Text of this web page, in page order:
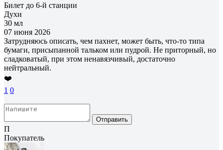
Билет до 6-й станции
Духи
30 мл
07 июня 2026
Затрудняюсь описать, чем пахнет, может быть, что-то типа
бумаги, присыпанной тальком или пудрой. Не приторный, но
сладковатый, при этом ненавязчивый, достаточно
нейтральный.
❤️
1 0
Отправить
П
Покупатель